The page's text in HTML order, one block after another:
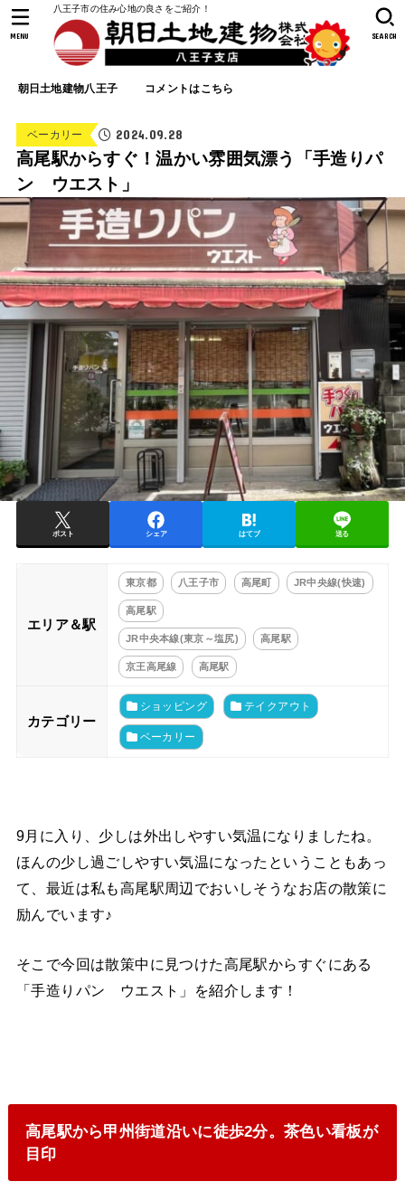
八王子市の住み心地の良さをご紹介！
朝日土地建物八王子 コメントはこちら
SEARCH
MENU
ベーカリー 2024.09.28
高尾駅からすぐ！温かい雰囲気漂う「手造りパ
ン ウエスト」
ポスト シェア はてブ 送る
エリア＆駅
東京都 八王子市 高尾町 JR中央線(快速)
高尾駅
JR中央本線(東京～塩尻) 高尾駅
京王高尾線 高尾駅
カテゴリー
ショッピング テイクアウト
ベーカリー
9月に入り、少しは外出しやすい気温になりましたね。
ほんの少し過ごしやすい気温になったということもあっ
て、最近は私も高尾駅周辺でおいしそうなお店の散策に
励んでいます♪
そこで今回は散策中に見つけた高尾駅からすぐにある
「手造りパン ウエスト」を紹介します！
高尾駅から甲州街道沿いに徒歩2分。茶色い看板が
目印